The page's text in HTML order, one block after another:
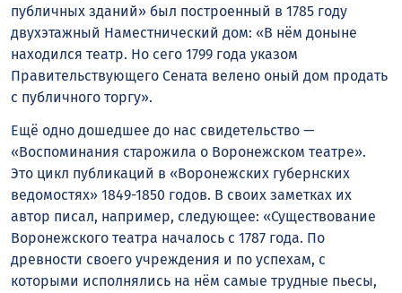
публичных зданий» был построенный в 1785 году
двухэтажный Наместнический дом: «В нём доныне
находился театр. Но сего 1799 года указом
Правительствующего Сената велено оный дом продать
с публичного торгу».
Ещё одно дошедшее до нас свидетельство —
«Воспоминания старожила о Воронежском театре».
Это цикл публикаций в «Воронежских губернских
ведомостях» 1849-1850 годов. В своих заметках их
автор писал, например, следующее: «Существование
Воронежского театра началось с 1787 года. По
древности своего учреждения и по успехам, с
которыми исполнялись на нём самые трудные пьесы,